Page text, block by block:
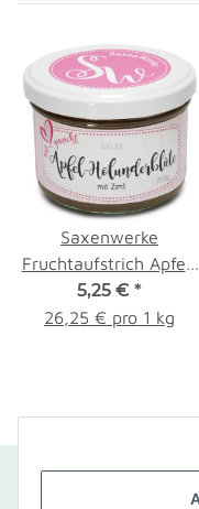
Saxenwerke
Fruchtaufstrich Apfel-
Holunderblüte 200g
5,25 € *
26,25 € pro 1 kg